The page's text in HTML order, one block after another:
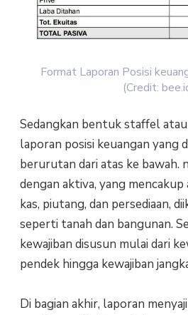
Format Laporan Posisi
(Credit:
Sedangkan bentuk staffel
laporan posisi keuangan yang
berurutan dari atas ke bawah.
dengan aktiva, yang
kas, piutang, dan persediaan,
seperti tanah dan bangunan.
kewajiban disusun mulai dari
pendek hingga kewajiban
Di bagian akhir, laporan